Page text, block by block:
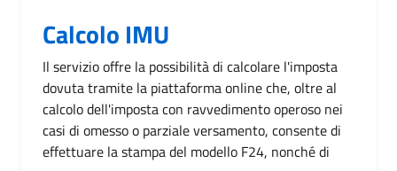
Calcolo IMU
Il servizio offre la possibilità di calcolare l'imposta
dovuta tramite la piattaforma online che, oltre al
calcolo dell'imposta con ravvedimento operoso nei
casi di omesso o parziale versamento, consente di
effettuare la stampa del modello F24, nonché di